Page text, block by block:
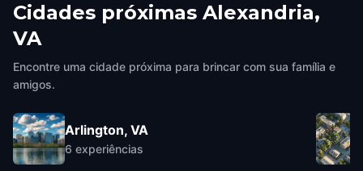
Cidades próximas Alexandria,
VA
Encontre uma cidade próxima para brincar com sua família e
amigos.
Arlington, VA
6 experiências